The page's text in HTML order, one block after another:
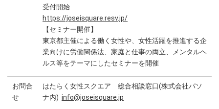
受付開始
https://joseisquare.resv.jp/
【セミナー開催】
東京都主催による働く女性や、女性活躍を推進する企
業向けに労働関係法、家庭と仕事の両立、メンタルヘ
ルス等をテーマにしたセミナーを開催
お問合
せ
はたらく女性スクエア 総合相談窓口(株式会社パソ
ナ内) info@joseisquare.jp